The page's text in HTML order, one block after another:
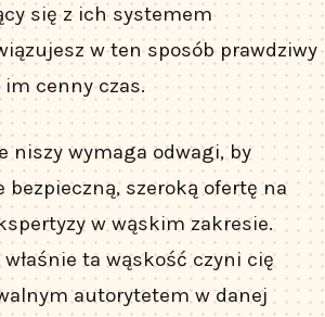
się z ich systemem
w ten sposób prawdziwy
im cenny czas.
niszy wymaga odwagi, by
bezpieczną, szeroką ofertę na
w wąskim zakresie.
ta wąskość czyni cię
autorytetem w danej